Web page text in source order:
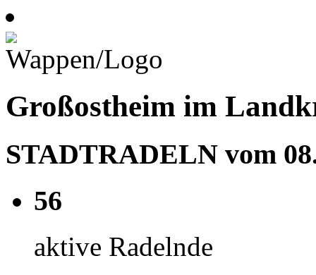
Großostheim im
STADTRADELN vom
56
aktive Radelnde